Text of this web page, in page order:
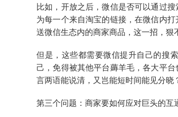
比如，开放之后，微信是否可以通过
为每一个来自淘宝的链接，在微信内
送微信生态内的商家商品，这一招，狠
但是，这些都需要微信提升自己的搜
己，免得被其他平台薅羊毛，各大平
言两语能说清，又岂能短时间能见分晓
第三个问题：商家要如何应对巨头的互